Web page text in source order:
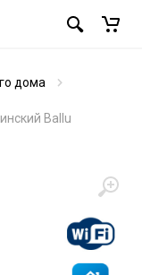
дома
Ballu